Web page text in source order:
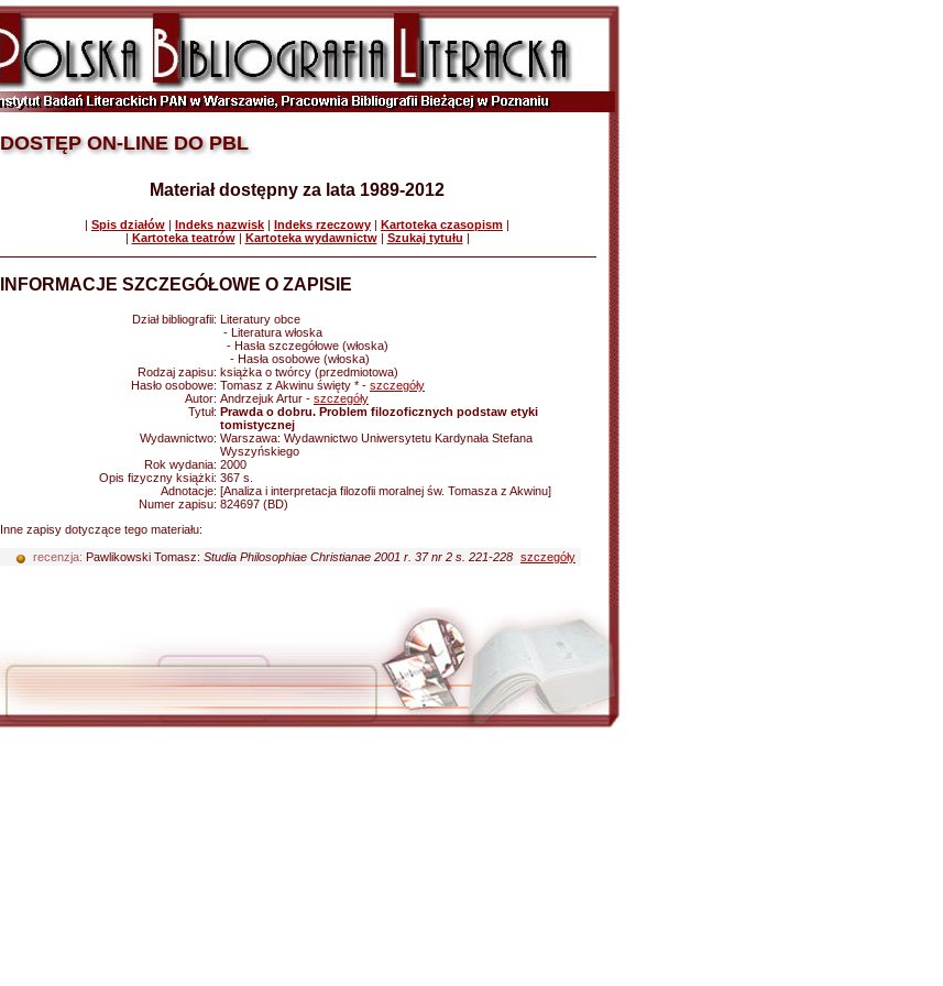
DOSTĘP ON-LINE DO PBL
Materiał dostępny za lata 1989-2012
| Spis działów | Indeks nazwisk | Indeks rzeczowy | Kartoteka czasopism |
| Kartoteka teatrów| Kartoteka wydawnictw| Szukaj tytułu |
INFORMACJE SZCZEGÓŁOWE O ZAPISIE
Dział bibliografii: Literatury obce
- Literatura włoska
- Hasła szczegółowe (włoska)
- Hasła osobowe (włoska)
Rodzaj zapisu: książka o twórcy (przedmiotowa)
Hasło osobowe: Tomasz z Akwinu święty * - szczegóły
Autor: Andrzejuk Artur - szczegóły
Tytuł: Prawda o dobru. Problem filozoficznych podstaw etyki
tomistycznej
Wydawnictwo: Warszawa: Wydawnictwo Uniwersytetu Kardynała Stefana
Wyszyńskiego
Rok wydania: 2000
Opis fizyczny książki: 367 s.
Adnotacje: [Analiza i interpretacja filozofii moralnej św. Tomasza z Akwinu]
Numer zapisu: 824697 (BD)
Inne zapisy dotyczące tego materiału:
recenzja: Pawlikowski Tomasz: Studia Philosophiae Christianae 2001 r. 37 nr 2 s. 221-228 szczegóły